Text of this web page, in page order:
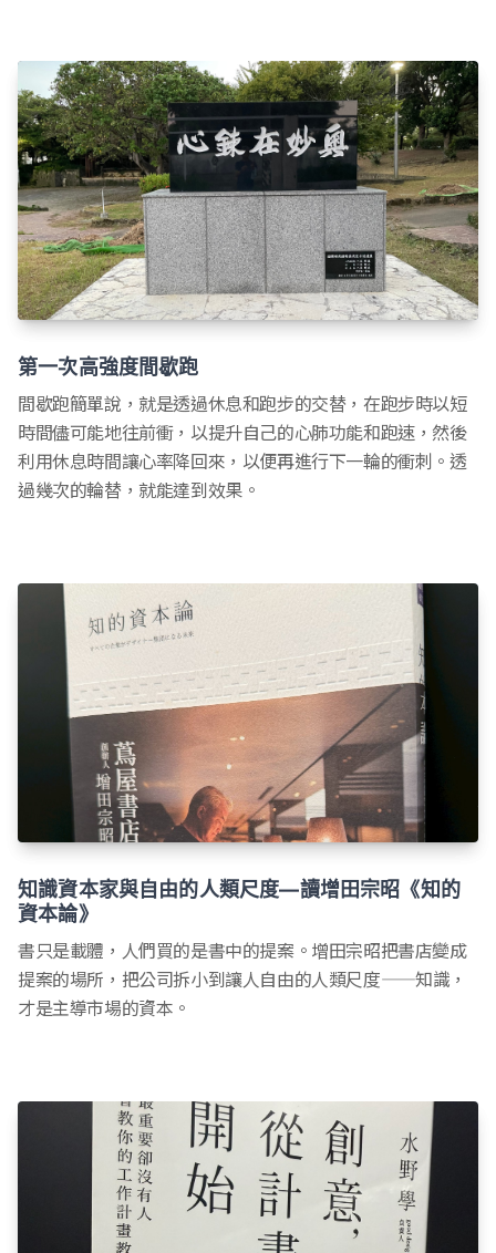
第一次高強度間歇跑
間歇跑簡單說，就是透過休息和跑步的交替，在跑步時以短
時間儘可能地往前衝，以提升自己的心肺功能和跑速，然後
利用休息時間讓心率降回來，以便再進行下一輪的衝刺。透
過幾次的輪替，就能達到效果。
知識資本家與自由的人類尺度—讀增田宗昭《知的
資本論》
書只是載體，人們買的是書中的提案。增田宗昭把書店變成
提案的場所，把公司拆小到讓人自由的人類尺度——知識，
才是主導市場的資本。